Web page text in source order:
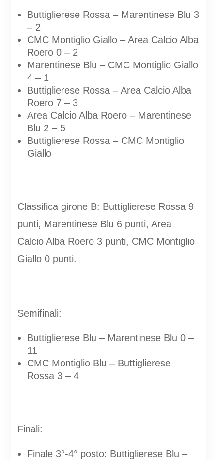
Buttiglierese Rossa – Marentinese Blu 3
– 2
CMC Montiglio Giallo – Area Calcio Alba
Roero 0 – 2
Marentinese Blu – CMC Montiglio Giallo
4 – 1
Buttiglierese Rossa – Area Calcio Alba
Roero 7 – 3
Area Calcio Alba Roero – Marentinese
Blu 2 – 5
Buttiglierese Rossa – CMC Montiglio
Giallo
Classifica girone B: Buttiglierese Rossa 9
punti, Marentinese Blu 6 punti, Area
Calcio Alba Roero 3 punti, CMC Montiglio
Giallo 0 punti.
Semifinali:
Buttiglierese Blu – Marentinese Blu 0 –
11
CMC Montiglio Blu – Buttiglierese
Rossa 3 – 4
Finali:
Finale 3°-4° posto: Buttiglierese Blu –